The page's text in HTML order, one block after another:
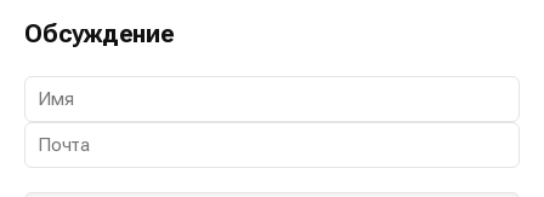
Обсуждение